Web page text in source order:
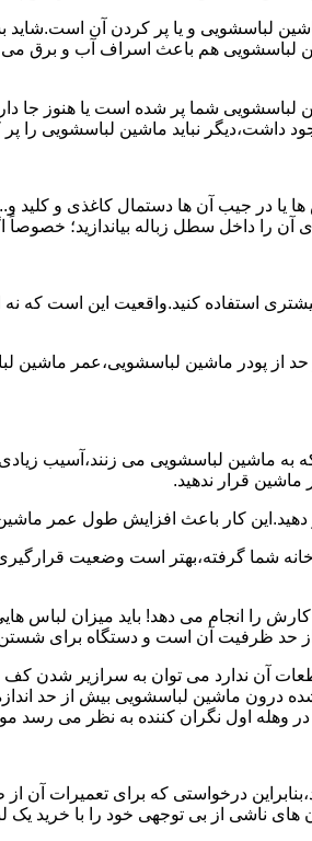
و یا پر کردن آن است.شاید
لباسشویی هم باعث اسراف آب و برق
شما پر شده است یا هنوز جا
جیب آن ها دستمال کاغذی و کلید
آن را داخل سطل زباله بیاندازید؛
استفاده کنید.واقعیت این است که
حد از پودر ماشین لباسشویی،عمر
به ماشین لباسشویی می زنند،آسیب
قرار ندهید.
کار باعث افزایش طول عمر
شما گرفته،بهتر است وضعیت قرارگیری
را انجام می دهد! باید میزان لباس
حد ظرفیت آن است و دستگاه برای
آن ندارد می توان به سرازیر شدن
درون ماشین لباسشویی بیش از حد
وهله اول نگران کننده به نظر می رسد
درخواستی که برای تعمیرات آن
ناشی از بی توجهی خود را با خرید یک